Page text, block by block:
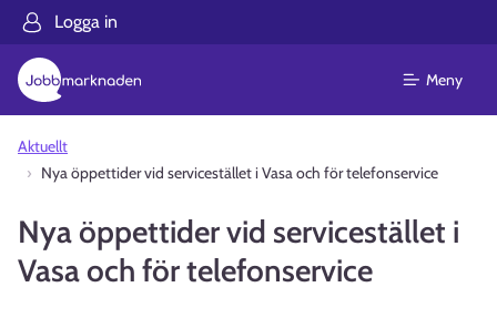
Logga in
Meny
Aktuellt
Nya öppettider vid servicestället i Vasa och för telefonservice
Nya öppettider vid servicestället i
Vasa och för telefonservice